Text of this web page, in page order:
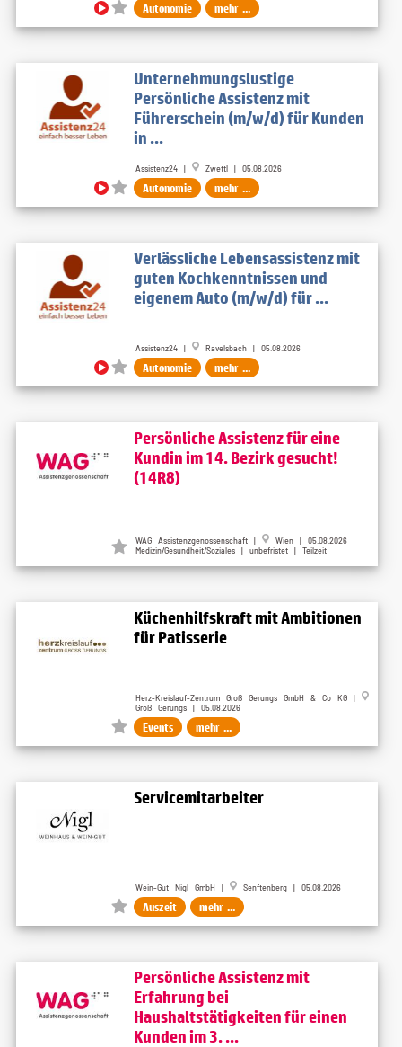
Autonomie mehr ...
Unternehmungslustige
Persönliche Assistenz mit
Führerschein (m/w/d) für Kunden
in ...
Assistenz24 | Zwettl | 05.08.2026
Autonomie mehr ...
Verlässliche Lebensassistenz mit
guten Kochkenntnissen und
eigenem Auto (m/w/d) für ...
Assistenz24 | Ravelsbach | 05.08.2026
Autonomie mehr ...
Persönliche Assistenz für eine
Kundin im 14. Bezirk gesucht!
(14R8)
WAG Assistenzgenossenschaft |
Wien | 05.08.2026
Medizin/Gesundheit/Soziales | unbefristet | Teilzeit
Küchenhilfskraft mit Ambitionen
für Patisserie
Herz-Kreislauf-Zentrum Groß Gerungs GmbH & Co KG |
Groß Gerungs | 05.08.2026
Events mehr ...
Servicemitarbeiter
Wein-Gut Nigl GmbH | Senftenberg | 05.08.2026
Auszeit mehr ...
Persönliche Assistenz mit
Erfahrung bei
Haushaltstätigkeiten für einen
Kunden im 3. ...